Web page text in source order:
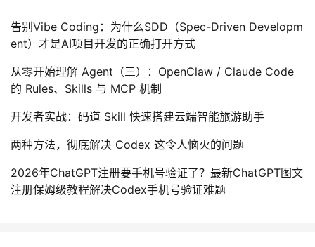
告别Vibe Coding：为什么SDD（Spec-Driven Developm
ent）才是AI项目开发的正确打开方式
从零开始理解 Agent（三）：OpenClaw / Claude Code
的 Rules、Skills 与 MCP 机制
开发者实战：码道 Skill 快速搭建云端智能旅游助手
两种方法，彻底解决 Codex 这令人恼火的问题
2026年ChatGPT注册要手机号验证了？最新ChatGPT图文
注册保姆级教程解决Codex手机号验证难题